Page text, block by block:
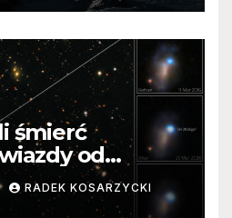
śmierć
od
Niezwykle
RADEK KOSARZYCKI